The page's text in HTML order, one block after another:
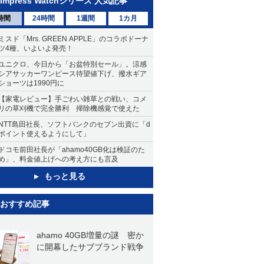
間 24時間 1週間 1カ月
スド「Mrs. GREEN APPLE」のコラボドーナ
4種、いよいよ発売！
ニクロ、今日から「お盆特別セール」。涼感
アサッカーワンピース待望値下げ、撥水ギア
ョーツは1990円に
家電レビュー】手ごわい雑草との戦い、コメ
の草刈機で完全勝利 掃除機感覚で使えた
島田社長、ソフトバンクのセブン出資に「d
イント使えるようにして」
コモ前田社長が「ahamo40GB化は検証のた
」、料金値上げへの考え方にも言及
もっと見る
おすすめ記事
ahamo 40GB増量の謎 密か
に開幕したサブブランド戦争